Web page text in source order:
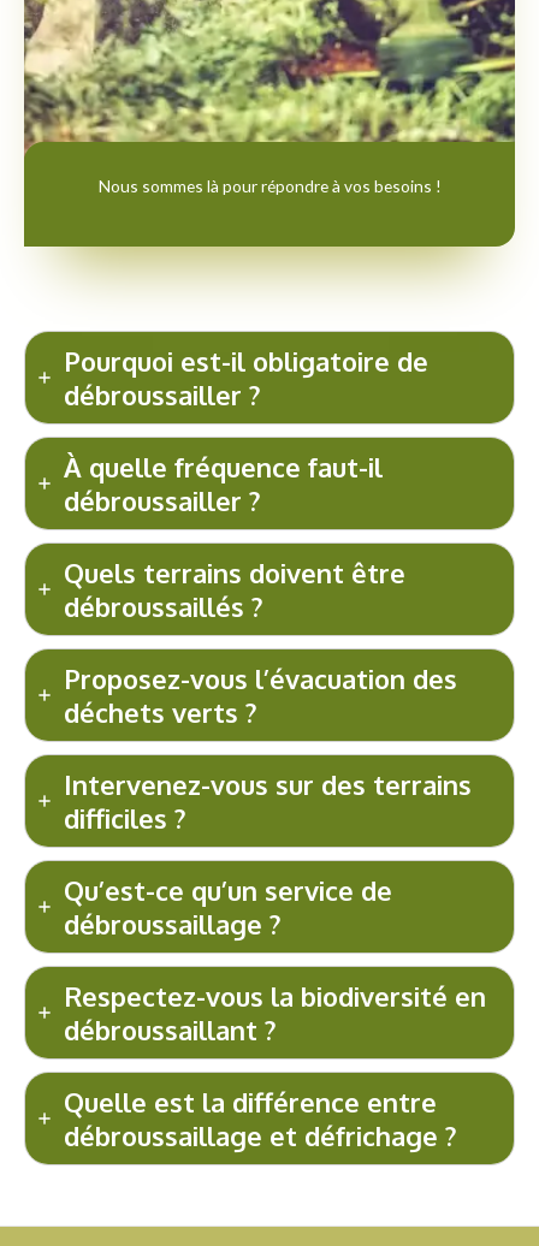
Nous sommes là pour répondre à vos besoins !
Pourquoi est-il obligatoire de
débroussailler ?
À quelle fréquence faut-il
débroussailler ?
Quels terrains doivent être
débroussaillés ?
Proposez-vous l’évacuation des
déchets verts ?
Intervenez-vous sur des terrains
difficiles ?
Qu’est-ce qu’un service de
débroussaillage ?
Respectez-vous la biodiversité en
débroussaillant ?
Quelle est la différence entre
débroussaillage et défrichage ?